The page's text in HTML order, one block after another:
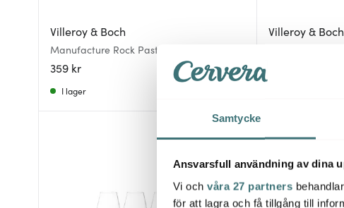
Samtycke
Ansvarsfull användning av dina
Vi och våra 27 partners
för att lagra och få tillgång till
Villeroy & Boch
Manufacture Rock Pastatallrik 28 cm Svart
359 kr
I lager
Villeroy & Boch